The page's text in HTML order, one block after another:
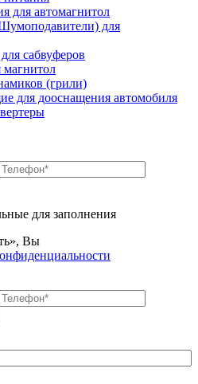
для автомагнитол
для
сабвуферов
(грили)
для дооснащения автомобиля
для заполнения
Вы